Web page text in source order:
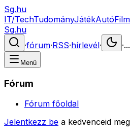
Sg.hu
IT/TechTudományJátékAutóFilm
Sg.hu
·fórum·RSS·hírlevél· ·...
Menü
Fórum
Fórum főoldal
Jelentkezz be a kedvenceid